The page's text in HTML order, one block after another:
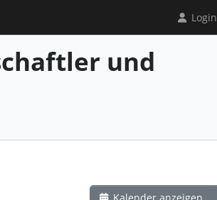
Login
und
Kalender anzeigen